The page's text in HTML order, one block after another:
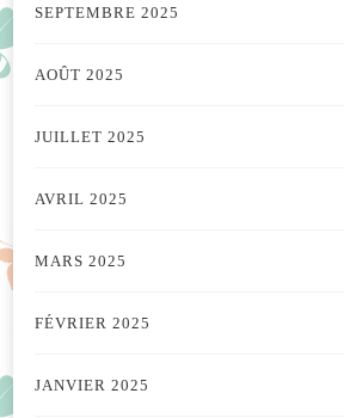
SEPTEMBRE 2025
AOÛT 2025
JUILLET 2025
AVRIL 2025
MARS 2025
FÉVRIER 2025
JANVIER 2025